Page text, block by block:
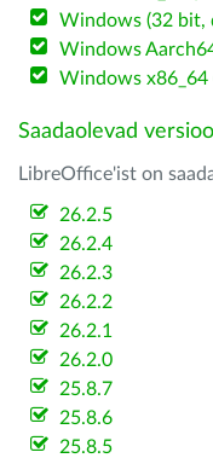
Windows (32 bit,
Windows
Windows x86_64
Saadaolevad
LibreOffice'ist on
26.2.5
26.2.4
26.2.3
26.2.2
26.2.1
26.2.0
25.8.7
25.8.6
25.8.5